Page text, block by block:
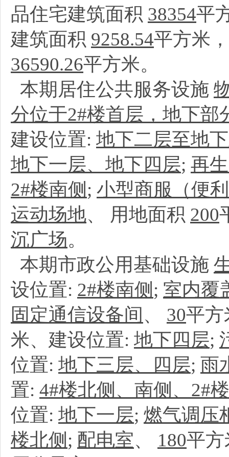
品住宅建筑面积 38354平
建筑面积 9258.54平方米
36590.26平方米。
本期居住公共服务设施
分位于2#楼首层，地下部
建设位置: 地下二层至地
地下一层、地下四层; 再
2#楼南侧 ; 小型商服（便
运动场地、 用地面积 200
沉广场。
本期市政公用基础设施
设位置: 2#楼南侧 ; 室内覆
固定通信设备间 、 30平
米、建设位置: 地下四层;
位置: 地下三层、四层; 雨
置: 4#楼北侧、南侧、2#
位置: 地下一层; 燃气调压
楼北侧 ; 配电室、 180平